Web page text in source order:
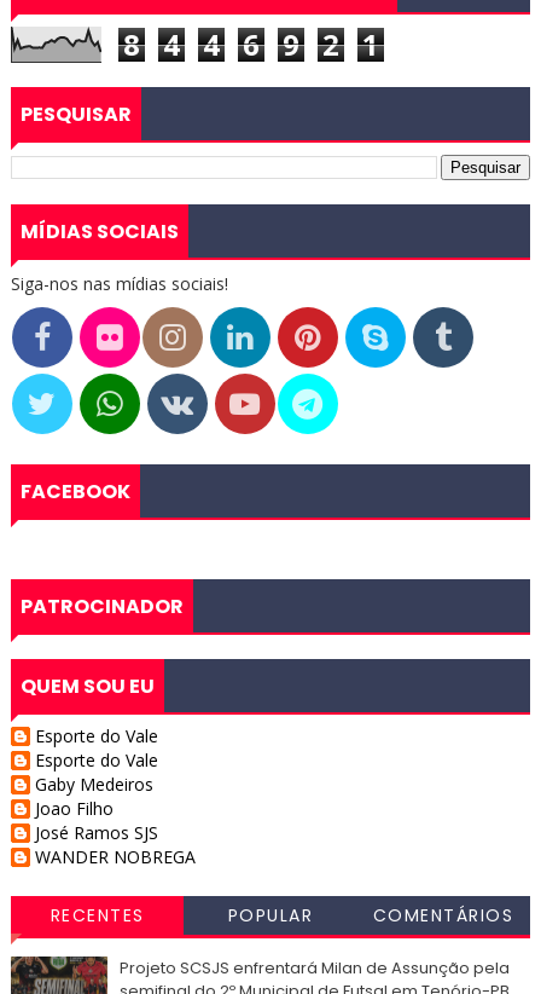
8 4 4 6 9 2 1
PESQUISAR
MÍDIAS SOCIAIS
Siga-nos nas mídias sociais!
FACEBOOK
PATROCINADOR
QUEM SOU EU
Esporte do Vale
Esporte do Vale
Gaby Medeiros
Joao Filho
José Ramos SJS
WANDER NOBREGA
RECENTES POPULAR COMENTÁRIOS
Projeto SCSJS enfrentará Milan de Assunção pela